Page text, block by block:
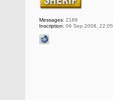
Messages: 2188
Inscription: 06 Sep 2008, 22:05